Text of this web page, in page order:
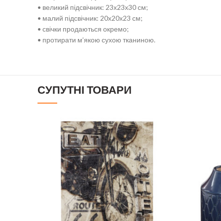
• великий підсвічник: 23х23х30 см;
• малий підсвічник: 20х20х23 см;
• свічки продаються окремо;
• протирати м’якою сухою тканиною.
СУПУТНІ ТОВАРИ